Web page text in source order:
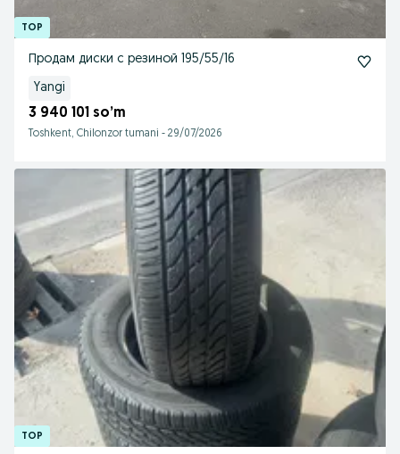
Продам диски с резиной 195/55/16
Yangi
3 940 101 so’m
Toshkent, Chilonzor tumani - 29/07/2026